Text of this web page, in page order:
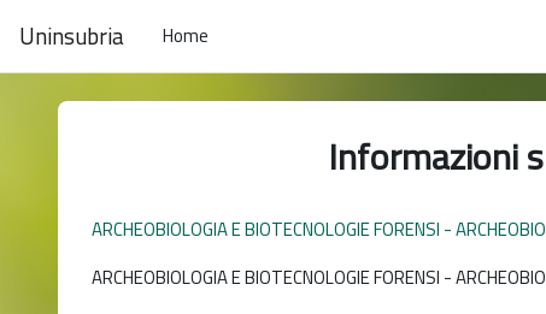
Uninsubria Home
Informazioni
ARCHEOBIOLOGIA E BIOTECNOLOGIE FORENSI -
ARCHEOBIOLOGIA E BIOTECNOLOGIE FORENSI -